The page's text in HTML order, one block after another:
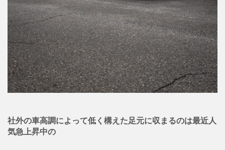
社外の車高調によって低く構えた足元に収まるのは最近人
気急上昇中の